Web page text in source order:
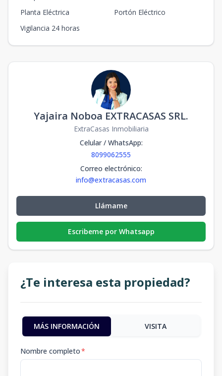
Planta Eléctrica
Portón Eléctrico
Vigilancia 24 horas
Yajaira Noboa EXTRACASAS SRL.
ExtraCasas Inmobiliaria
Celular / WhatsApp:
8099062555
Correo electrónico:
info@extracasas.com
Llámame
Escribeme por Whatsapp
¿Te interesa esta propiedad?
MÁS INFORMACIÓN VISITA
Nombre completo*